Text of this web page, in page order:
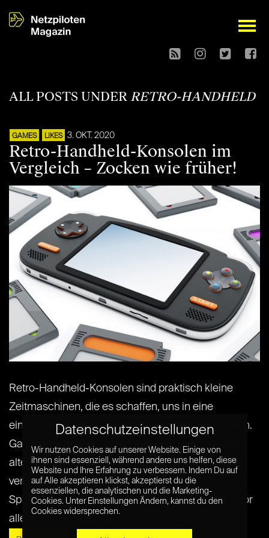
open
ALL POSTS UNDER RETRO-HANDHELD
GAMES LIKES 3. OKT. 2020
Retro-Handheld-Konsolen im
Vergleich – Zocken wie früher!
Retro-Handheld-Konsolen sind praktisch kleine
Zeitmaschinen, die es schaffen, uns in eine
einfachere, unbeschwertere Zeit zurück zu bringen.
Ganz nebenbei emulieren sie auch verschiedene
alte Konsolen weswegen sie perfekt dafür sind, um
vergessene Klassiker nachzuholen oder alte
Spielelieben wieder aufflammen zu lassen. Aber vor
allem sind es eben Zeitmaschinen. Ach, wie[...] [...]
Datenschutzeinstellungen
Wir nutzen Cookies auf unserer Website. Einige von
ihnen sind essenziell, während andere uns helfen, diese
Website und Ihre Erfahrung zu verbessern. Indem Du auf
auf Alle akzeptieren klickst, akzeptierst du die
essenziellen, die analytischen und die Marketing-
Cookies. Unter Einstellungen Ändern, kannst du den
Cookies widersprechen.